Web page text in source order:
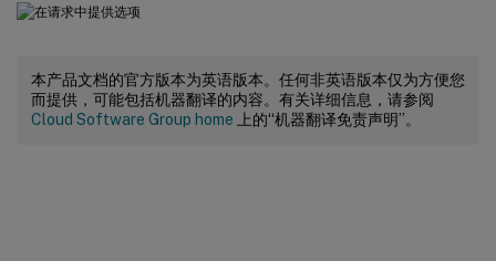
本产品文档的官方版本为英语版本。任何非英语版本仅为方便您
而提供，可能包括机器翻译的内容。有关详细信息，请参阅
Cloud Software Group home 上的“机器翻译免责声明”。